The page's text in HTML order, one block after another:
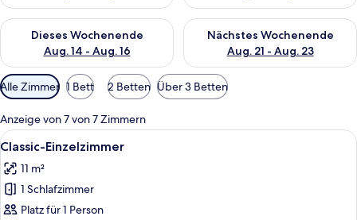
Dieses Wochenende
Aug. 14 - Aug. 16
Überprüfe die Verfügbarkeit für dieses Wochenende, Aug. 14
Nächstes Wochenende
Aug. 21 - Aug. 23
Überprüfe die Verfügbarkeit
Verfügbare
Filter
für
Zimmer
Alle Zimmer 1 Bett 2 Betten Über 3 Betten
Anzeige von 7 von 7 Zimmern
Alle
Fotos
für
Classic-
Einzelzimmer
Ein Hotelzimmer mit einem Bett,
5
Classic-Einzelzimmer
11 m²
1 Schlafzimmer
Platz für 1 Person